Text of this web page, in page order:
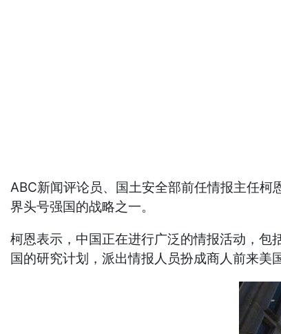
ABC新闻评论员、国土安全部前任情报主任
界头号强国的战略之一。
柯恩表示，中国正在进行广泛的情报活动，包
国的研究计划，派出情报人员扮成商人前来美